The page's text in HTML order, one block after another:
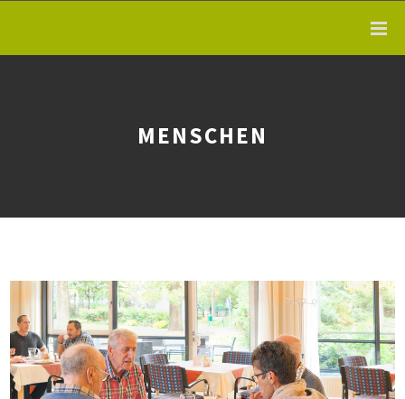
MENSCHEN